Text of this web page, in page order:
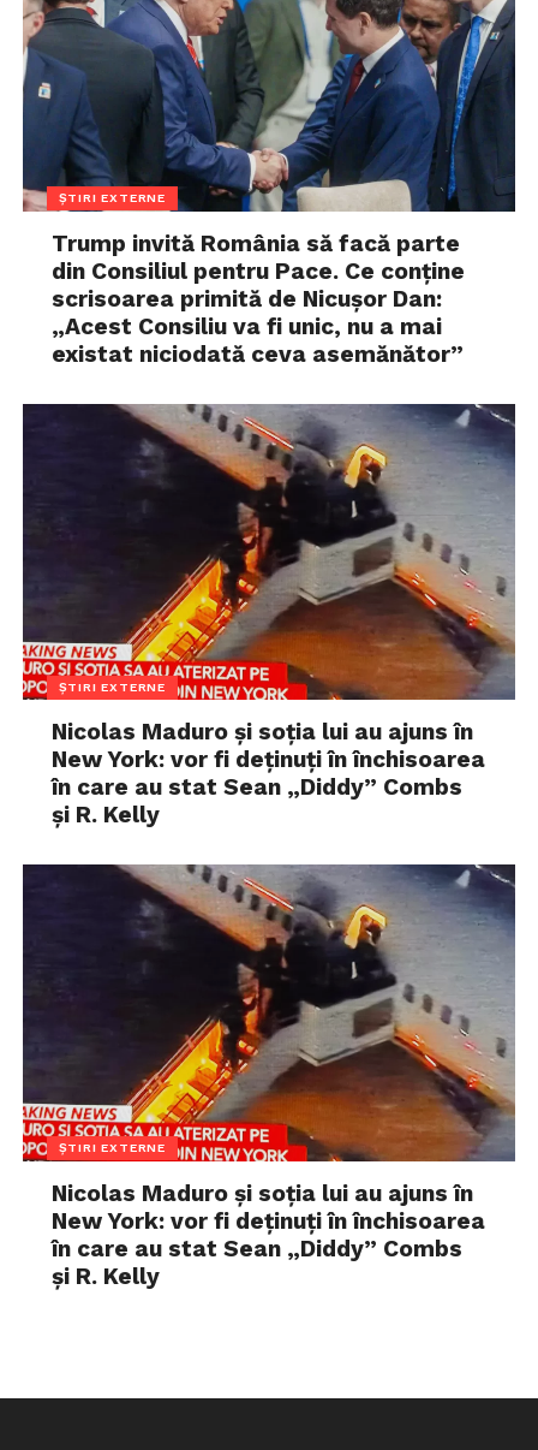
ȘTIRI EXTERNE
Trump invită România să facă parte
din Consiliul pentru Pace. Ce conține
scrisoarea primită de Nicușor Dan:
„Acest Consiliu va fi unic, nu a mai
existat niciodată ceva asemănător”
ȘTIRI EXTERNE
Nicolas Maduro și soția lui au ajuns în
New York: vor fi deținuți în închisoarea
în care au stat Sean „Diddy” Combs
și R. Kelly
ȘTIRI EXTERNE
Nicolas Maduro și soția lui au ajuns în
New York: vor fi deținuți în închisoarea
în care au stat Sean „Diddy” Combs
și R. Kelly